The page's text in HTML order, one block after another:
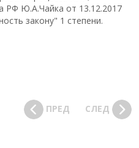
РФ Ю.А.Чайка от 13.12.2017
закону" 1 степени.
ПРЕД СЛЕД